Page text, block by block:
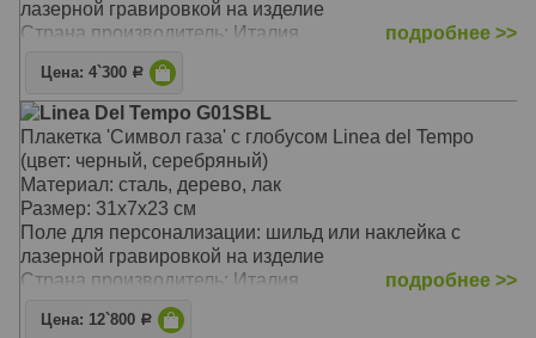
лазерной гравировкой на изделие
Страна производитель: Италия
подробнее >>
Цена: 4`300 Р
Linea Del Tempo G01SBL
Плакетка 'Символ газа' с глобусом Linea del Tempo
(цвет: черный, серебряный)
Материал: сталь, дерево, лак
Размер: 31х7х23 см
Поле для персонализации: шильд или наклейка с
лазерной гравировкой на изделие
Страна производитель: Италия
подробнее >>
Цена: 12`800 Р